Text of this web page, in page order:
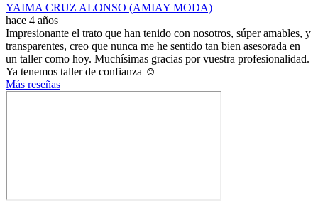
YAIMA CRUZ ALONSO (AMIAY MODA)
hace 4 años
Impresionante el trato que han tenido con nosotros, súper amables, y
transparentes, creo que nunca me he sentido tan bien asesorada en
un taller como hoy. Muchísimas gracias por vuestra profesionalidad.
Ya tenemos taller de confianza ☺️
Más reseñas